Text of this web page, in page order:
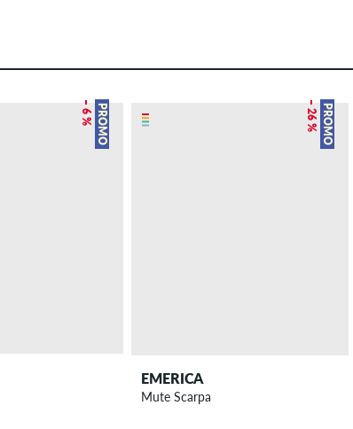
PROMO
– 6 % PROMO
– 26 %
EMERICA
Mute Scarpa